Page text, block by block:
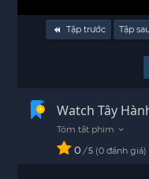
Tập trước Tập
Watch Tây
Vietsub - HD
0 / 5 0 đánh giá